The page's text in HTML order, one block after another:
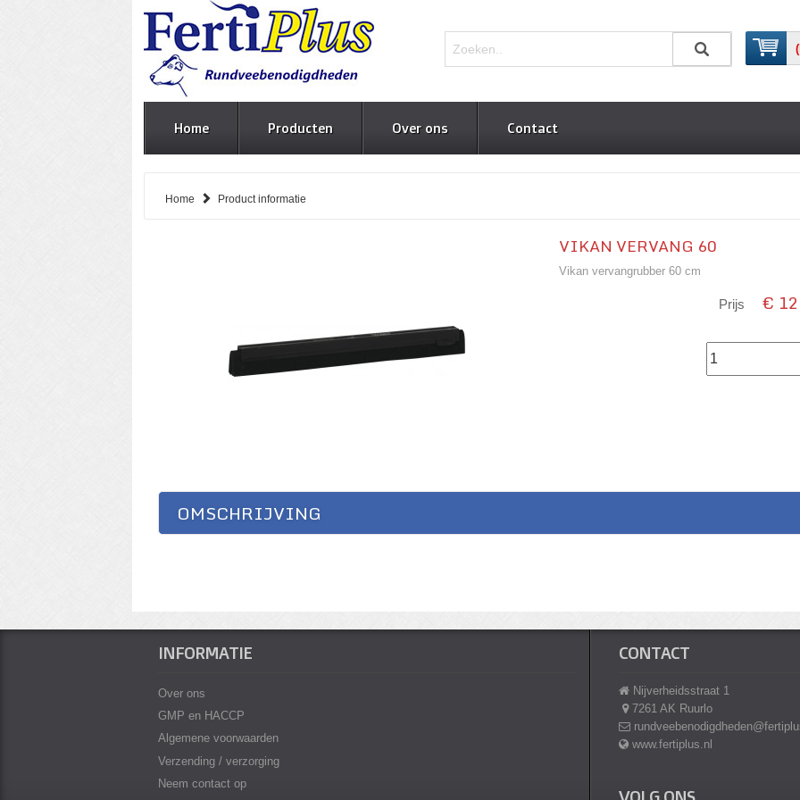
Home Producten Over ons Contact
Home Product informatie
VIKAN VERVANG 60
Vikan vervangrubber 60 cm
Prijs €
OMSCHRIJVING
INFORMATIE
Over ons
GMP en HACCP
Algemene voorwaarden
Verzending / verzorging
Neem contact op
CONTACT
Nijverheidsstraat 1
7261 AK Ruurlo
www.fertiplus.nl